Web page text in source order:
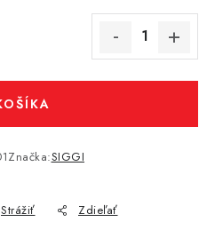
Značka:SIGGI
Strážiť Zdieľať